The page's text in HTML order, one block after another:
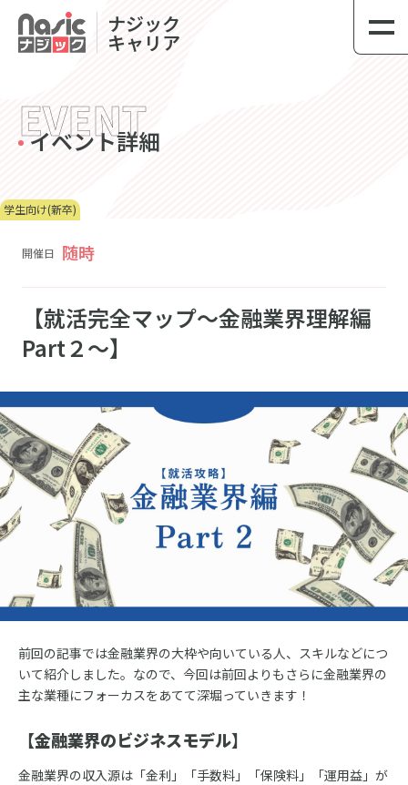
ナジック
キャリア
EVENT
イベント詳細
学生向け(新卒)
開催日 随時
【就活完全マップ～金融業界理解編
Part２～】
前回の記事では金融業界の大枠や向いている人、スキルなどにつ
いて紹介しました。なので、今回は前回よりもさらに金融業界の
主な業種にフォーカスをあてて深堀っていきます！
【金融業界のビジネスモデル】
金融業界の収入源は「金利」「手数料」「保険料」「運用益」が